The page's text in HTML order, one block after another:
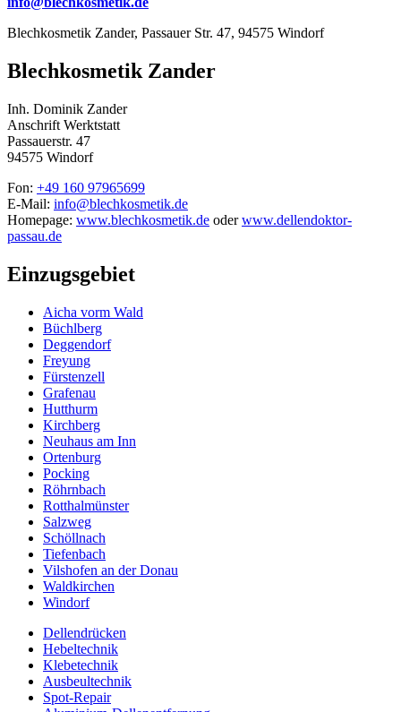
Blechkosmetik Zander, Passauer Str. 47, 94575 Windorf
Blechkosmetik Zander
Inh. Dominik Zander
Anschrift Werktstatt
Passauerstr. 47
94575 Windorf
Fon: +49 160 97965699
E-Mail: info@blechkosmetik.de
Homepage: www.blechkosmetik.de oderwww.dellendoktor-
passau.de
Einzugsgebiet
Aicha vorm Wald
Büchlberg
Deggendorf
Freyung
Fürstenzell
Grafenau
Hutthurm
Kirchberg
Neuhaus am Inn
Ortenburg
Pocking
Röhrnbach
Rotthalmünster
Salzweg
Schöllnach
Tiefenbach
Vilshofen an der Donau
Waldkirchen
Windorf
Dellendrücken
Hebeltechnik
Klebetechnik
Ausbeultechnik
Spot-Repair